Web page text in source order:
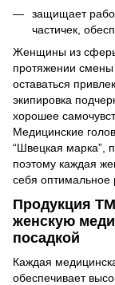
защищает
частичек,
Женщины из сферы
протяжении смены
оставаться
экипировка
хорошее
Медицинские
“Швецкая марка”,
поэтому каждая
себя оптимальное
Продукция
женскую
посадкой
Каждая
обеспечивает